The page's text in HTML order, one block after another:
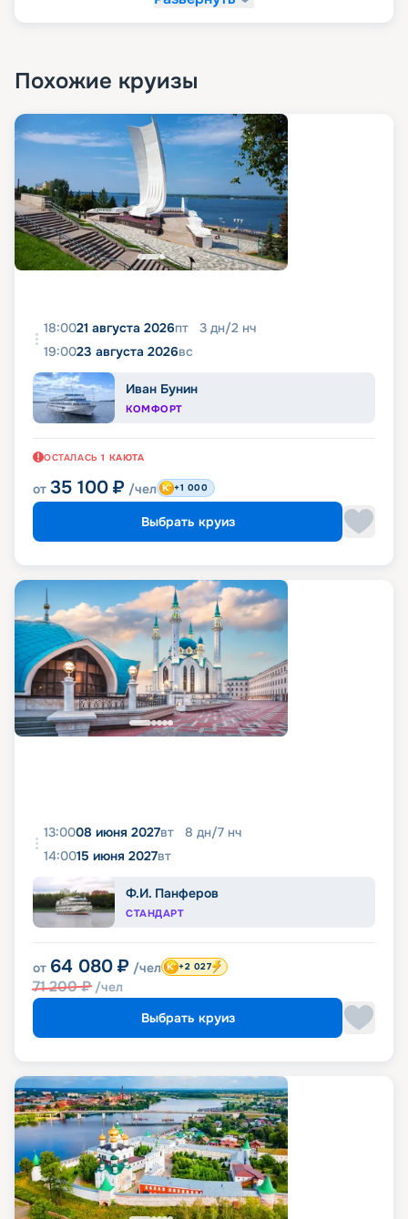
Похожие круизы
18:0021 августа 2026пт 3 дн/2 нч
19:0023 августа 2026вс
Иван Бунин
КОМФОРТ
ОСТАЛАСЬ 1 КАЮТА
от 35 100 ₽ /чел +1 000
Выбрать круиз
13:0008 июня 2027вт 8 дн/7 нч
14:0015 июня 2027вт
Ф.И. Панферов
СТАНДАРТ
от 64 080 ₽ /чел
71 200₽ /чел
+2 027
Выбрать круиз